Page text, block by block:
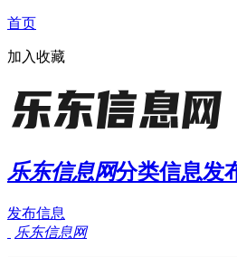
首页
加入收藏
乐东信息网分类信息发
发布信息
乐东信息网